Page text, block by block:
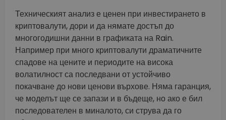
Техническият анализ е ценен при инвестирането в
криптовалути, дори и да нямате достъп до
многогодишни данни в графиката на Rain.
Например при много криптовалути драматичните
спадове на цените и периодите на висока
волатилност са последвани от устойчиво
покачване до нови ценови върхове. Няма гаранция,
че моделът ще се запази и в бъдеще, но ако е бил
последователен в миналото, си струва да го